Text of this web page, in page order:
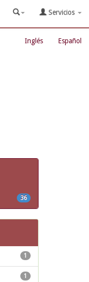
Servicios
Inglés Español
36
1
1